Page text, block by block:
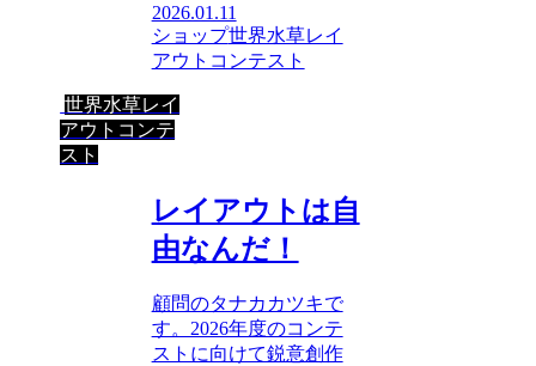
2026.01.11
ショップ世界水草レイ
アウトコンテスト
世界水草レイ
アウトコンテ
スト
レイアウトは自
由なんだ！
顧問のタナカカツキで
す。2026年度のコンテ
ストに向けて鋭意創作